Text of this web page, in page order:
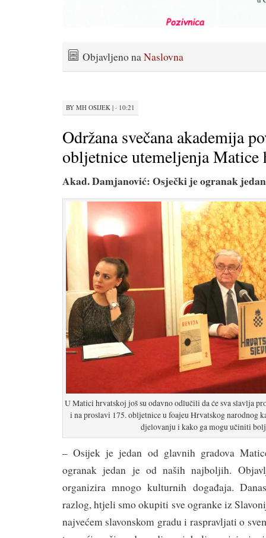
Objavljeno naNaslovna
BY MH OSIJEK | · 10:21
Održana svečana akademija
obljetnice utemeljenja Matice
Akad. Damjanović: Osječki je ogranak
U Matici hrvatskoj još su odavno odlučili da će sva slavlja
i na proslavi 175. obljetnice u foajeu Hrvatskog narodnog
djelovanju i kako ga mogu učiniti
– Osijek je jedan od glavnih gradova
ogranak jedan je od naših najboljih.
organizira mnogo kulturnih događaja.
razlog, htjeli smo okupiti sve ogranke iz
najvećem slavonskom gradu i raspravljati o